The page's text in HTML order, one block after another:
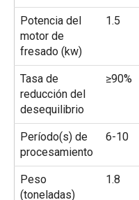
Potencia del
motor de
fresado (kw)
1.5
Tasa de
reducción del
desequilibrio
≥90%
Período(s) de
procesamiento
6-10
Peso
(toneladas)
1.8